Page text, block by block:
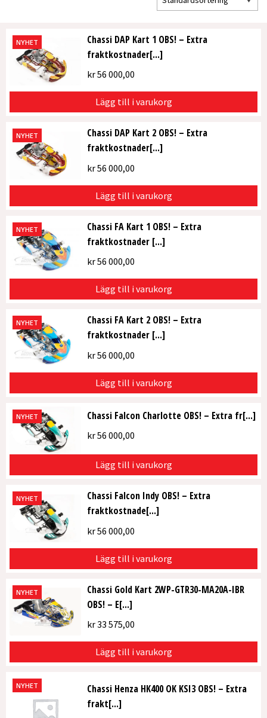
NYHET
Chassi DAP Kart 1 OBS! – Extra
fraktkostnader[...]
kr56 000,00
Lägg till i varukorg
NYHET
Chassi DAP Kart 2 OBS! – Extra
fraktkostnader[...]
kr56 000,00
Lägg till i varukorg
NYHET
Chassi FA Kart 1 OBS! – Extra
fraktkostnader [...]
kr56 000,00
Lägg till i varukorg
NYHET
Chassi FA Kart 2 OBS! – Extra
fraktkostnader [...]
kr56 000,00
Lägg till i varukorg
NYHET Chassi Falcon Charlotte OBS! – Extra fr[...]
kr56 000,00
Lägg till i varukorg
NYHET
Chassi Falcon Indy OBS! – Extra
fraktkostnade[...]
kr56 000,00
Lägg till i varukorg
NYHET
Chassi Gold Kart 2WP-GTR30-MA20A-IBR
OBS! – E[...]
kr33 575,00
Lägg till i varukorg
NYHET
Chassi Henza HK400 OK KSI3 OBS! – Extra
frakt[...]